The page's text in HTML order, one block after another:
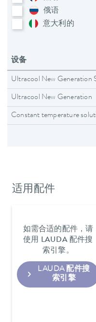
俄语
意大利​的
设备
Ultracool New Generation
Ultracool New Generation
Constant temperature
适用配件
如需合适的配件，请
使用 LAUDA 配件搜
索引擎。
LAUDA 配件搜
索引擎